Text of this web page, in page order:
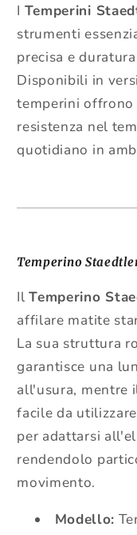
I Temperini
strumenti
precisa e
Disponibili in
temperini offrono
resistenza nel
quotidiano in
Temperino
IlTemperino
affilare matite
La sua struttura
garantisce una
all'usura, mentre
facile da
per adattarsi
rendendolo
movimento.
Modello: